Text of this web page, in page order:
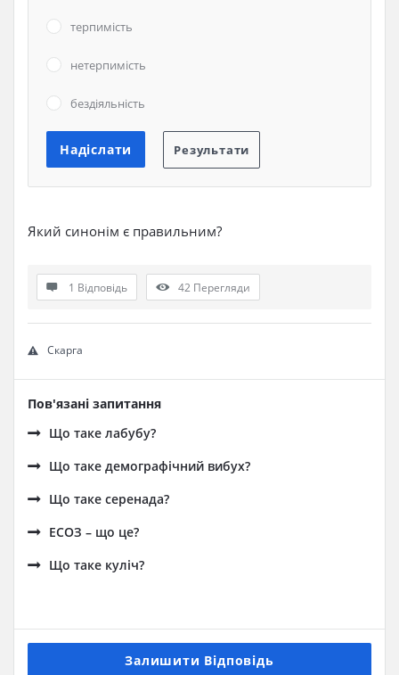
терпимість
нетерпимість
бездіяльність
Який синонім є правильним?
1 Відповідь 42 Перегляди
Скарга
Пов'язані запитання
Що таке лабубу?
Що таке демографічний вибух?
Що таке серенада?
ЕСОЗ – що це?
Що таке куліч?
Залишити Відповідь